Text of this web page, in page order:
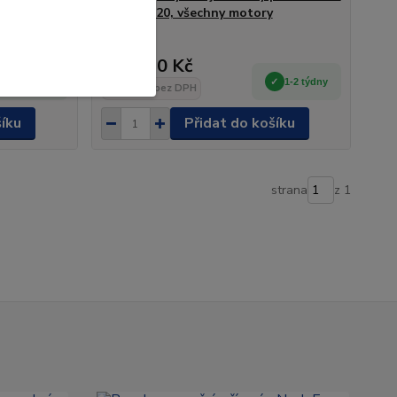
2012 -
2012 - 2020, všechny motory
11 210 Kč
bez DPH
1-2 týdny
Přidat do košíku
strana z 1